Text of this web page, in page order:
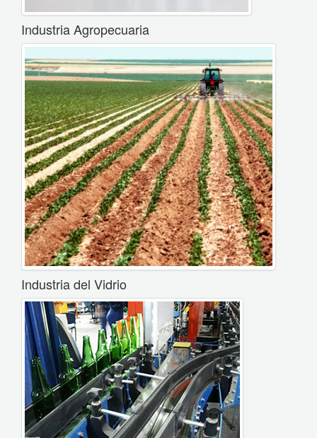
Industria Agropecuaria
Industria del Vidrio